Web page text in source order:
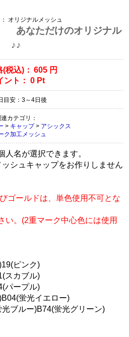
オリジナルメッシュ
あなただけのオリジナル
♪♪
税込)： 605 円
ント： 0Pt
目安：3～4日後
カテゴリ：
> キャップ> アシックス
ク加工メッシュ
人名が選択できます。
シュキャップをお作りしません
ゴールドは、単色使用不可とな
。(2重マーク中心色には使用
ピンク)
スカブル)
パープル)
蛍光イエロー)
ブルー)B74(蛍光グリーン)